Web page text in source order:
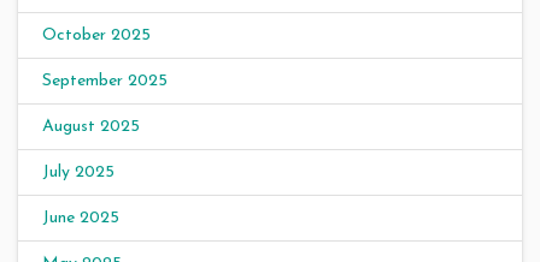
October 2025
September 2025
August 2025
July 2025
June 2025